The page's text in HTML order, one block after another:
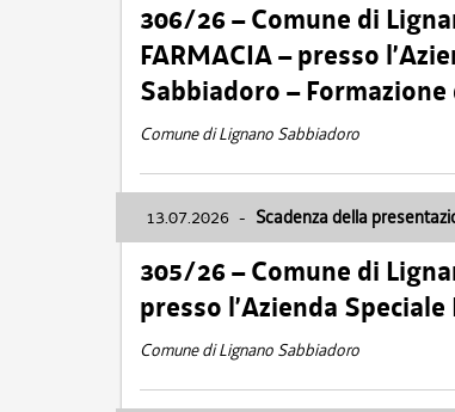
306/26 – Comune di
FARMACIA – presso
Sabbiadoro –
Comune di Lignano Sabbiadoro
13.07.2026 - Scadenza della
305/26 – Comune di
presso l’Azienda
Comune di Lignano Sabbiadoro